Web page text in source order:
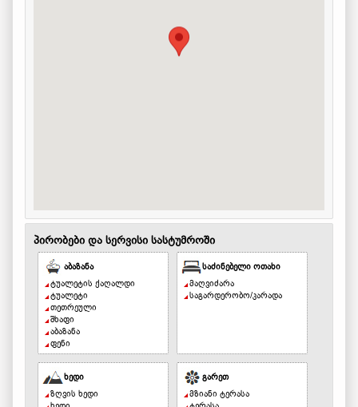
პირობები და სერვისი სასტუმროში
აბაზანა
ტუალეტის ქაღალდი
ტუალეტი
თეთრეული
შხაფი
აბაზანა
ფენი
საძინებელი ოთახი
მაღვიძარა
საგარდერობო/კარადა
ხედი
ზღვის ხედი
გარეთ
მზიანი ტერასა